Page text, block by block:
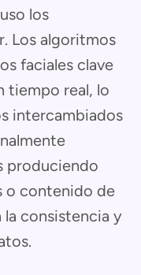
los
Los algoritmos
faciales clave
tiempo real, lo
intercambiados
produciendo
o contenido de
la consistencia y